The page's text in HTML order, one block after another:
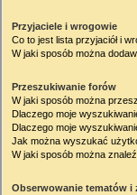
Przyjaciele i wrogowie
Co to jest lista przyjaciół i
W jaki sposób można
Przeszukiwanie forów
W jaki sposób można
Dlaczego moje
Dlaczego moje
Jak można wyszukać
W jaki sposób można
Obserwowanie tematów i